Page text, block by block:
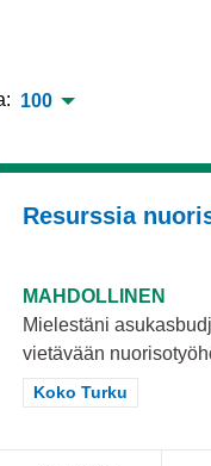
100
Resurssia
MAHDOLLINEN
Mielestäni
vietävään
Rajaa tulokset
Koko Turku